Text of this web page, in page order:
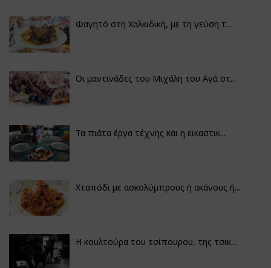
Φαγητό στη Χαλκιδική, με τη γεύση τ...
Οι μαντινάδες του Μιχάλη του Αγά στ...
Τα πιάτα έργα τέχνης και η εικαστικ...
Χταπόδι με ασκολύμπρους ή ακάνους ή...
Η κουλτούρα του τσίπουρου, της τσικ...